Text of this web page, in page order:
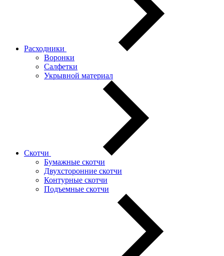
Расходники
Воронки
Салфетки
Укрывной материал
Скотчи
Бумажные скотчи
Двухсторонние скотчи
Контурные скотчи
Подъемные скотчи